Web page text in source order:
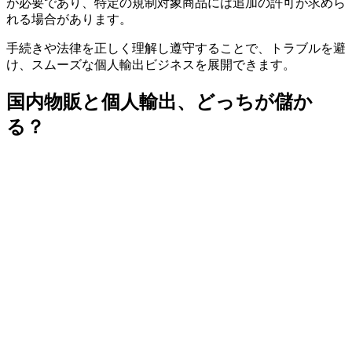
れる場合があります。
手続きや法律を正しく理解し遵守することで、トラブルを避
け、スムーズな個人輸出ビジネスを展開できます。
国内物販と個人輸出、どっちが儲か
る？